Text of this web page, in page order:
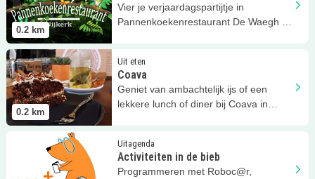
0.2 km
Vier je verjaardagspartijtje in
Pannenkoekenrestaurant De Waegh in
0.2 km
Uit eten
Coava
Geniet van ambachtelijk ijs of een
lekkere lunch of diner bij Coava in
Lees meer Coava
Uitagenda
Activiteiten in de bieb
Programmeren met Roboc@r,
Lees meerActiviteiten in de bieb